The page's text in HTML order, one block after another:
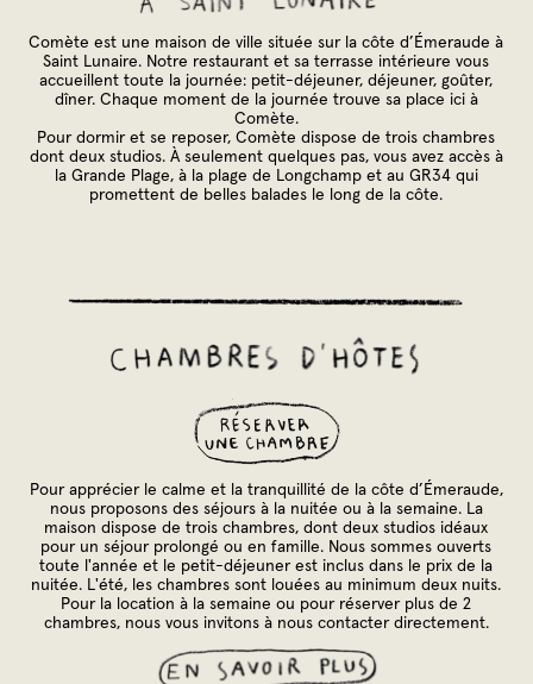
Comète est une maison de ville située sur la côte d’Émeraude à
Saint Lunaire. Notre restaurant et sa terrasse intérieure vous
accueillent toute la journée: petit-déjeuner, déjeuner, goûter,
dîner. Chaque moment de la journée trouve sa place ici à
Comète.
Pour dormir et se reposer, Comète dispose de trois chambres
dont deux studios. À seulement quelques pas, vous avez accès à
la Grande Plage, à la plage de Longchamp et au GR34 qui
promettent de belles balades le long de la côte.
Pour apprécier le calme et la tranquillité de la côte d’Émeraude,
nous proposons des séjours à la nuitée ou à la semaine. La
maison dispose de trois chambres, dont deux studios idéaux
pour un séjour prolongé ou en famille. Nous sommes ouverts
toute l'année et le petit-déjeuner est inclus dans le prix de la
nuitée. L'été, les chambres sont louées au minimum deux nuits.
Pour la location à la semaine ou pour réserver plus de 2
chambres, nous vous invitons à nous contacter directement.